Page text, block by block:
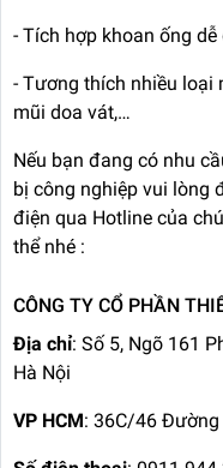
- Tích hợp khoan ống dễ
- Tương thích nhiều loại
mũi doa vát,…
Nếu bạn đang có nhu
bị công nghiệp vui lòng
điện qua Hotline của
thể nhé :
CÔNG TY CỔ PHẦN
Địa chỉ: Số 5, Ngõ 161
Hà Nội
VP HCM: 36C/46 Đường